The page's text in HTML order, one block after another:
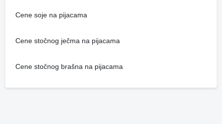
Cene soje na pijacama
Cene stočnog ječma na pijacama
Cene stočnog brašna na pijacama